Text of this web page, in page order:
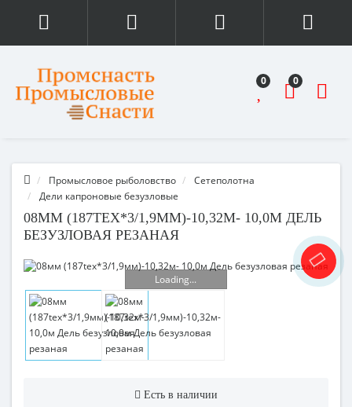
0 0
Промысловое рыболовство
Сетеполотна
Дели капроновые безузловые
08ММ (187TEX*3/1,9ММ)-10,32М- 10,0М ДЕЛЬ
БЕЗУЗЛОВАЯ РЕЗАНАЯ
Loading...
Есть в наличии